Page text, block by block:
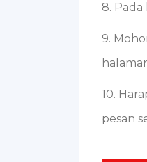
8.
9.
10.
pesan